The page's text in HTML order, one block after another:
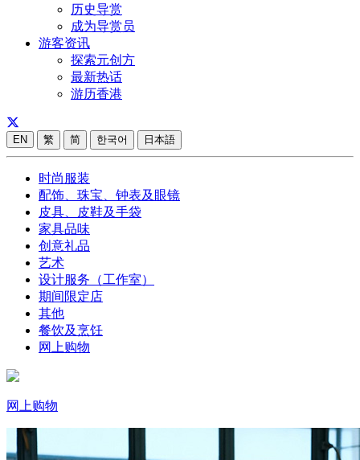
历史导赏
成为导赏员
游客资讯
探索元创方
最新热话
游历香港
EN 繁 简 한국어 日本語
时尚服装
配饰、珠宝、钟表及眼镜
皮具、皮鞋及手袋
家具品味
创意礼品
艺术
设计服务（工作室）
期间限定店
其他
餐饮及烹饪
网上购物
网上购物